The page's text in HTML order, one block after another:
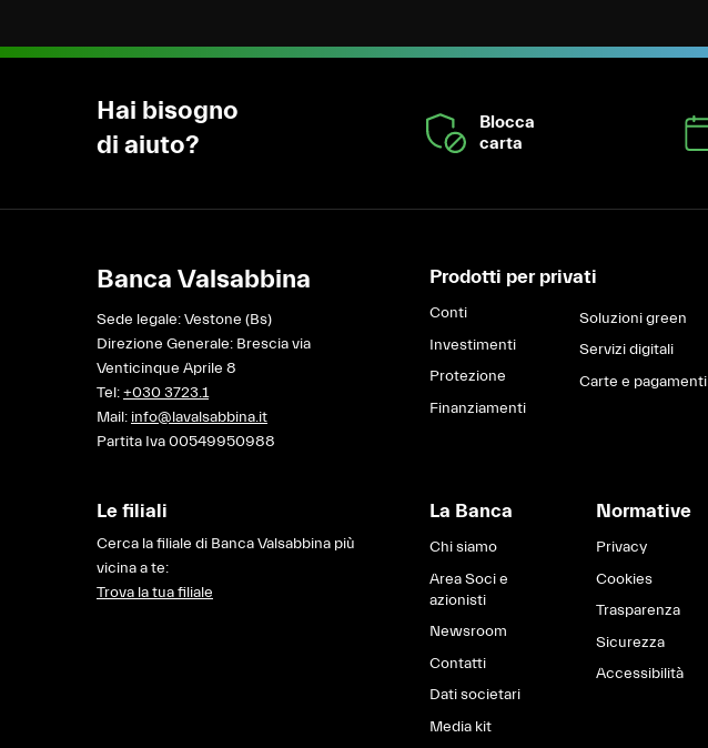
Hai bisogno
di aiuto?
Blocca
carta
Banca Valsabbina
Sede legale: Vestone (Bs)
Direzione Generale: Brescia via
Venticinque Aprile 8
Tel:+030 3723.1
Mail: info@lavalsabbina.it
Partita Iva 00549950988
Prodotti per privati
Conti
Investimenti
Protezione
Finanziamenti
Soluzioni green
Servizi digitali
Carte e pagamenti
Le filiali
Cerca la filiale di Banca Valsabbina più
vicina a te:
Trova la tua filiale
La Banca
Chi siamo
Area Soci e
azionisti
Newsroom
Contatti
Dati societari
Media kit
Normative
Privacy
Cookies
Trasparenza
Sicurezza
Accessibilità